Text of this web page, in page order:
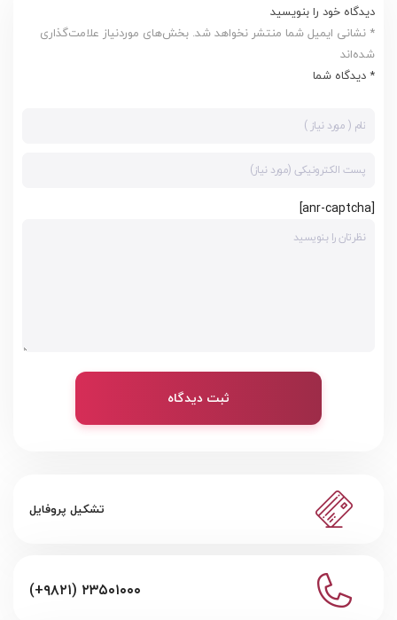
دیدگاه خود را بنویسید
* نشانی ایمیل شما منتشر نخواهد شد. بخش‌های موردنیاز علامت‌گذاری
شده‌اند
* دیدگاه شما
[anr-captcha]
ثبت دیدگاه
تشکیل پروفایل
(+۹۸۲۱) ۲۳۵۰۱۰۰۰